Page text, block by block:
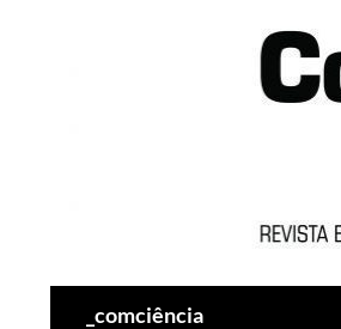
_comciência